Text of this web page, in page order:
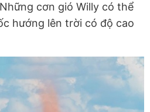
cơn gió Willy có thể
hướng lên trời có độ cao